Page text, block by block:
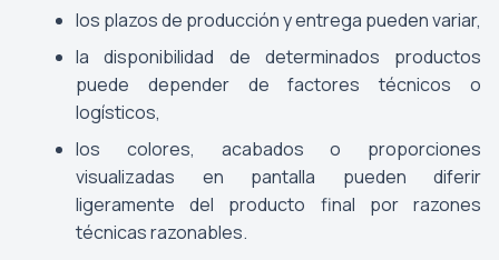
los plazos de producción y entrega pueden variar,
la disponibilidad de determinados productos
puede depender de factores técnicos o
logísticos,
los colores, acabados o proporciones
visualizadas en pantalla pueden diferir
ligeramente del producto final por razones
técnicas razonables.